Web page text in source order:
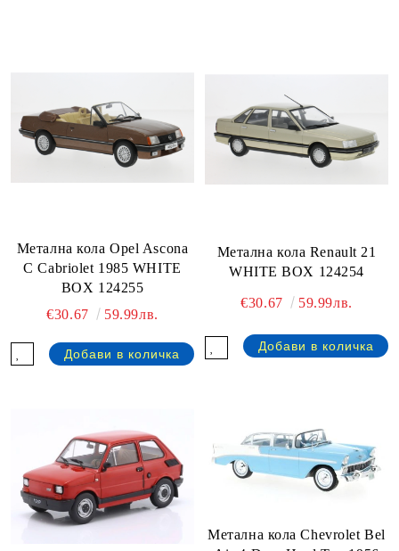
Метална кола Opel Ascona
C Cabriolet 1985 WHITE
BOX 124255
€30.67
59.99лв.
Метална кола Renault 21
WHITE BOX 124254
€30.67 59.99лв.
Метална кола Chevrolet Bel